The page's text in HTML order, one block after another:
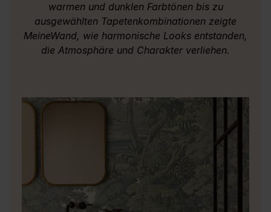
warmen und dunklen Farbtönen bis zu
ausgewählten Tapetenkombinationen zeigte
MeineWand, wie harmonische Looks entstanden,
die Atmosphäre und Charakter verliehen.